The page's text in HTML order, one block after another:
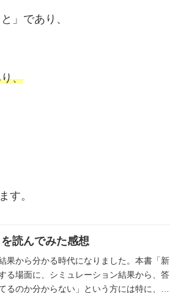
」であり、
、
す。
読んでみた感想
果から分かる時代になりました。本書「新
る場面に、シミュレーション結果から、答
るのか分からない」という方には特に、ダ